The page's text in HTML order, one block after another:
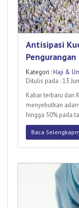
Antisipasi
Kategori :Haji &
Ditulis pada : 13
Kabar terbaru dari
menyebutkan
hingga 50% pada
belakang wacana
Baca